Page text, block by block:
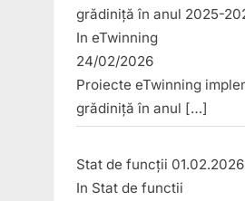
grădiniță în anul 2025-
In eTwinning
24/02/2026
Proiecte eTwinning
grădiniță în anul […]
Stat de funcții 01.02.2026
In Stat de functii